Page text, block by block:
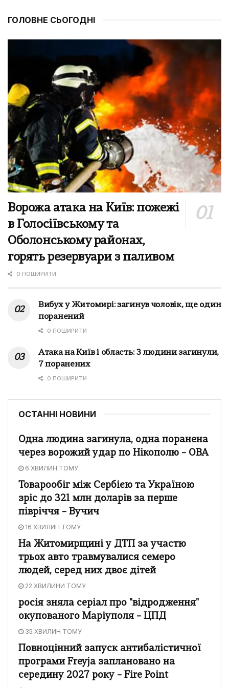
ГОЛОВНЕ СЬОГОДНІ
Ворожа атака на Київ: пожежі
в Голосіївському та
Оболонському районах,
горять резервуари з паливом
0 ПОШИРИТИ
Вибух у Житомирі: загинув чоловік, ще один
поранений
0 ПОШИРИТИ
Атака на Київ і область: 3 людини загинули,
7 поранених
0 ПОШИРИТИ
ОСТАННІ НОВИНИ
Одна людина загинула, одна поранена
через ворожий удар по Нікополю – ОВА
6 ХВИЛИН ТОМУ
Товарообіг між Сербією та Україною
зріс до 321 млн доларів за перше
півріччя – Вучич
16 ХВИЛИН ТОМУ
На Житомирщині у ДТП за участю
трьох авто травмувалися семеро
людей, серед них двоє дітей
22 ХВИЛИНИ ТОМУ
росія зняла серіал про "відродження"
окупованого Маріуполя – ЦПД
35 ХВИЛИН ТОМУ
Повноцінний запуск антибалістичної
програми Freyja заплановано на
середину 2027 року – Fire Point